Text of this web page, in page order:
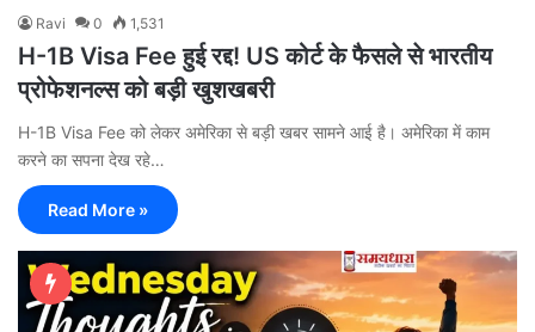
Ravi 0 1,531
H-1B Visa Fee हुई रद्द! US कोर्ट के फैसले से भारतीय
प्रोफेशनल्स को बड़ी खुशखबरी
H-1B Visa Fee को लेकर अमेरिका से बड़ी खबर सामने आई है। अमेरिका में काम
करने का सपना देख रहे…
Read More »